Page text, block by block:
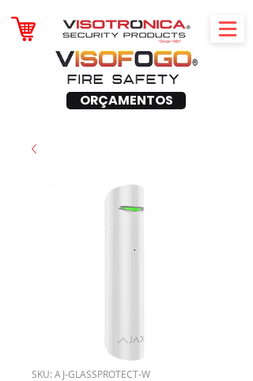
ORÇAMENTOS
SKU: AJ-GLASSPROTECT-W